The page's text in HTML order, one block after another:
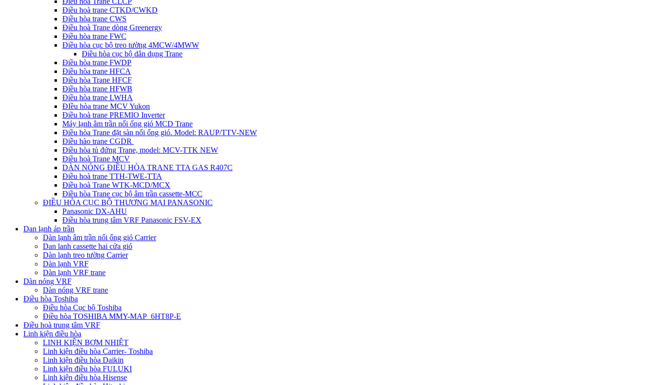
Điều hoà trane CTKD/CWKD
Điều hòa trane CWS
Điều hoà Trane dòng Greenergy
Điều hòa trane FWC
Điều hòa cục bộ treo tường 4MCW/4MWW
Điều hòa cục bộ dân dụng Trane
Điều hòa trane FWDP
Điều hòa trane HFCA
Điều hòa Trane HFCF
Điều hòa trane HFWB
Điều hòa trane LWHA
ĐIều hòa trane MCV Yukon
Điều hoà trane PREMIO Inverter
Máy lạnh âm trần nối ống gió MCD Trane
Điều hòa Trane đặt sàn nối ống gió. Model: RAUP/TTV-NEW
Điều hào trane CGDR
Điều hòa tủ đứng Trane, model: MCV-TTK NEW
Điều hoà Trane MCV
DÀN NÓNG ĐIỀU HÒA TRANE TTA GAS R407C
Điều hoà trane TTH-TWE-TTA
Điều hoà Trane WTK-MCD/MCX
Điều hòa Trane cục bộ âm trần cassette-MCC
ĐIỀU HÒA CỤC BỘ THƯƠNG MẠI PANASONIC
Panasonic DX-AHU
Điều hòa trung tâm VRF Panasonic FSV-EX
Dan lạnh áp trần
Dàn lạnh âm trần nối ống gió Carrier
Dan lanh cassette hai cửa gió
Dàn lạnh treo tường Carrier
Dàn lạnh VRF
Dàn lạnh VRF trane
Dàn nóng VRF
Dàn nóng VRF trane
Điều hòa Toshiba
Điều hòa Cục bộ Toshiba
Điều hòa TOSHIBA MMY-MAP_6HT8P-E
Điều hoà trung tâm VRF
Linh kiện điều hòa
LINH KIỆN BƠM NHIỆT
Linh kiện điều hòa Carrier- Toshiba
Linh kiện điều hòa Daikin
Linh kiện điều hòa FULUKI
Linh kiện điều hòa Hisense